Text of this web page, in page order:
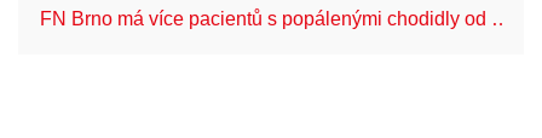
FN Brno má více pacientů s popálenými chodidly od …